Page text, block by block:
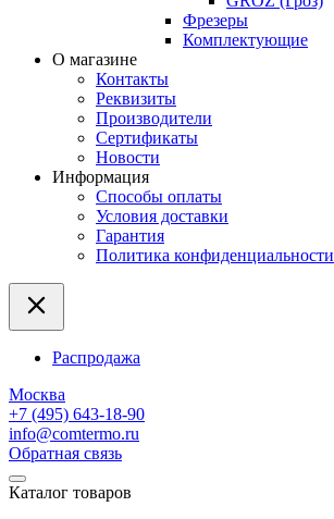
Фрезеры
Комплектующие
О магазине
Контакты
Реквизиты
Производители
Сертификаты
Новости
Информация
Способы оплаты
Условия доставки
Гарантия
Политика конфиденциальности
Распродажа
Москва
+7 (495) 643-18-90
info@comtermo.ru
Обратная связь
Каталог товаров